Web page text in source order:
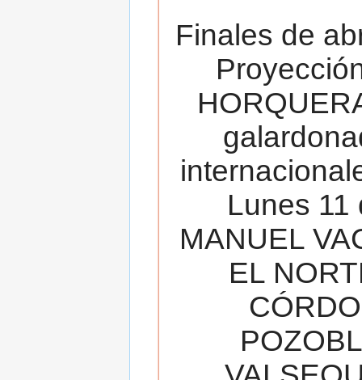
Finales de
Lunes 11
MANUEL
EL